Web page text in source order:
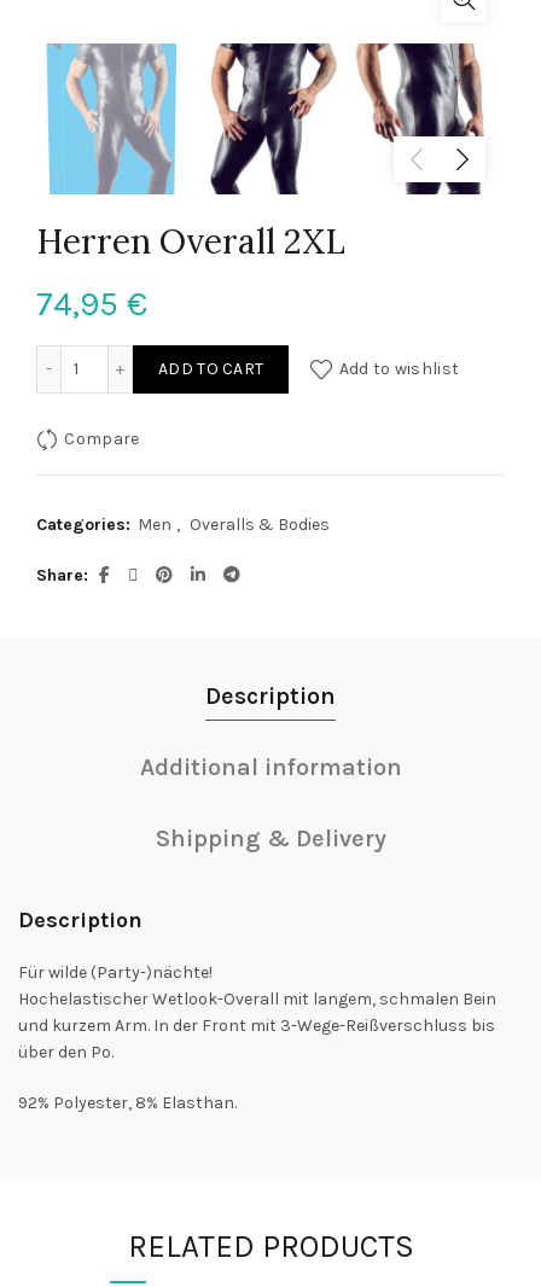
Herren Overall 2XL
74,95 €
ADD TO CART Add to wishlist
Compare
Categories: Men , Overalls & Bodies
Share
Description
Additional information
Shipping & Delivery
Description
Für wilde (Party-)nächte!
Hochelastischer Wetlook-Overall mit langem, schmalen Bein
und kurzem Arm. In der Front mit 3-Wege-Reißverschluss bis
über den Po.
92% Polyester, 8% Elasthan.
RELATED PRODUCTS